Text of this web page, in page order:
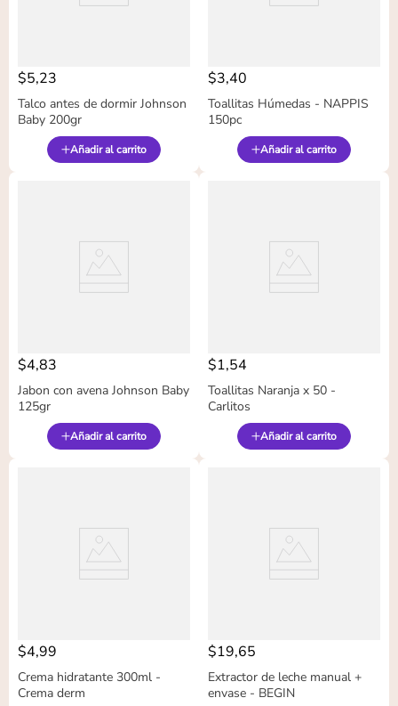
$5,23
Talco antes de dormir Johnson
Baby 200gr
Añadir al carrito
$3,40
Toallitas Húmedas - NAPPIS
150pc
Añadir al carrito
$4,83
Jabon con avena Johnson Baby
125gr
Añadir al carrito
$1,54
Toallitas Naranja x 50 -
Carlitos
Añadir al carrito
$4,99
Crema hidratante 300ml -
Crema derm
$19,65
Extractor de leche manual +
envase - BEGIN